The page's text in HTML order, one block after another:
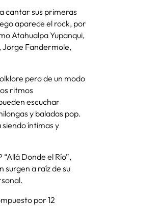
cantar sus primeras
aparece el rock, por
Atahualpa Yupanqui,
Jorge Fandermole,
pero de un modo
ritmos
escuchar
y baladas pop.
íntimas y
Donde el Río”,
surgen a raíz de su
por 12